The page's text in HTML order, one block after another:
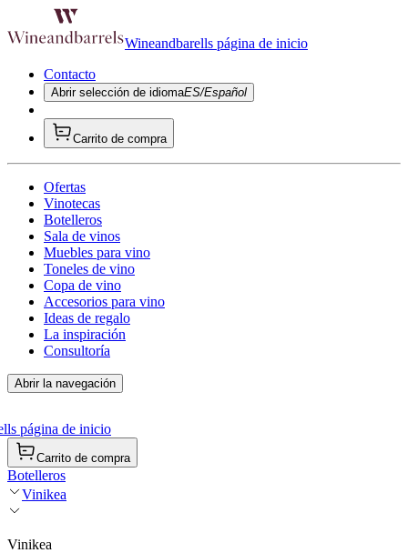
Wineandbarells página de inicio
Contacto
Abrir selección de idiomaES/Español
Carrito de compra
Ofertas
Vinotecas
Botelleros
Sala de vinos
Muebles para vino
Toneles de vino
Copa de vino
Accesorios para vino
Ideas de regalo
La inspiración
Consultoría
Abrir la navegación
página de inicio
Carrito de compra
Botelleros
Vinikea
Vinikea